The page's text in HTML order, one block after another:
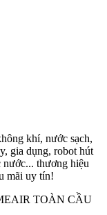
khí, nước sạch,
gia dụng, robot hút
thương hiệu
mãi uy tín!
TOÀN CẦU